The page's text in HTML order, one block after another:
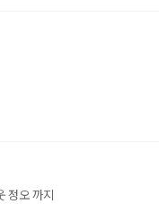
정오 까지